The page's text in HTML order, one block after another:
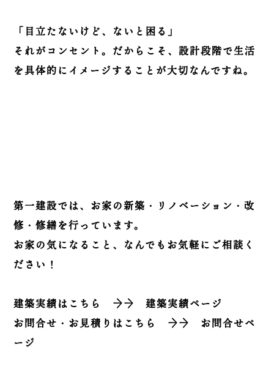
「目立たないけど、ないと困る」
それがコンセント。だからこそ、設計段階で生活
を具体的にイメージすることが大切なんですね。
第一建設では、お家の新築・リノベーション・改
修・修繕を行っています。
お家の気になること、なんでもお気軽にご相談く
ださい！
建築実績はこちら →→建築実績ページ
お問合せ・お見積りはこちら
→→ お問合せペ
ージ